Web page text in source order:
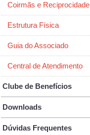
Coirmãs e Reciprocidade
Estrutura Física
Guia do Associado
Central de Atendimento
Clube de Benefícios
Downloads
Dúvidas Frequentes